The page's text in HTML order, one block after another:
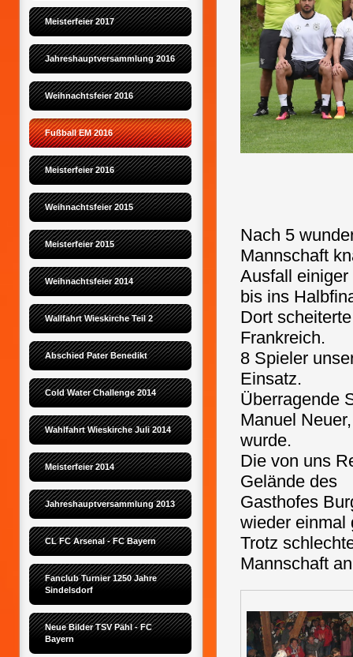
Meisterfeier 2017
Jahreshauptversammlung 2016
Weihnachtsfeier 2016
Fußball EM 2016
Meisterfeier 2016
Weihnachtsfeier 2015
Meisterfeier 2015
Weihnachtsfeier 2014
Wallfahrt Wieskirche Teil 2
Abschied Pater Benedikt
Cold Water Challenge 2014
Wahlfahrt Wieskirche Juli 2014
Meisterfeier 2014
Jahreshauptversammlung 2013
CL FC Arsenal - FC Bayern
Fanclub Turnier 1250 Jahre
Sindelsdorf
Neue Bilder TSV Pähl - FC
Bayern
Nach 5
Mannschaft
Ausfall
bis ins
Dort
Frankreich.
8 Spieler
Einsatz.
Überragende
Manuel
wurde.
Die von uns
Gelände des
Gasthofes
wieder einmal
Trotz
Mannschaft